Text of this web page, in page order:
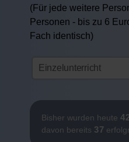
(Für jede weitere
Personen - bis zu 6
Fach identisch)
Bisher wurden heute42
davon bereits 37